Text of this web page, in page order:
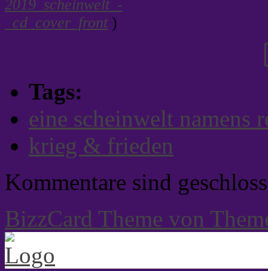
)
Tags:
eine scheinwelt namens
krieg & frieden
Kommentare sind
BizzCard Theme von